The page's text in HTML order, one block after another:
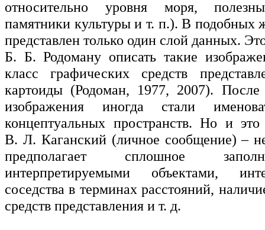
относительно уровня моря,
памятники культуры и т. п.). В подобных
представлен только один слой данных.
Б. Б. Родоману описать такие
класс графических средств
картоиды (Родоман, 1977, 2007). После
изображения иногда стали
концептуальных пространств. Но и
В. Л. Каганский (личное сообщение) –
предполагает сплошное
интерпретируемыми объектами,
соседства в терминах расстояний,
средств представления и т. д.